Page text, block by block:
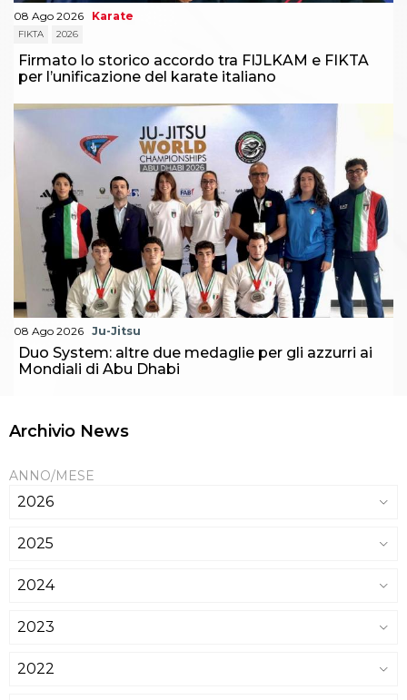
08 Ago 2026 Karate
FIKTA 2026
Firmato lo storico accordo tra FIJLKAM e FIKTA
per l’unificazione del karate italiano
08 Ago 2026 Ju-Jitsu
Duo System: altre due medaglie per gli azzurri ai
Mondiali di Abu Dhabi
Archivio News
ANNO/MESE
2026
2025
2024
2023
2022